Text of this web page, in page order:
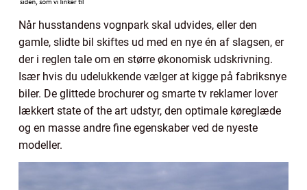
Når husstandens vognpark skal udvides, eller den
gamle, slidte bil skiftes ud med en nye én af slagsen, er
der i reglen tale om en større økonomisk udskrivning.
Især hvis du udelukkende vælger at kigge på fabriksnye
biler. De glittede brochurer og smarte tv reklamer lover
lækkert state of the art udstyr, den optimale køreglæde
og en masse andre fine egenskaber ved de nyeste
modeller.